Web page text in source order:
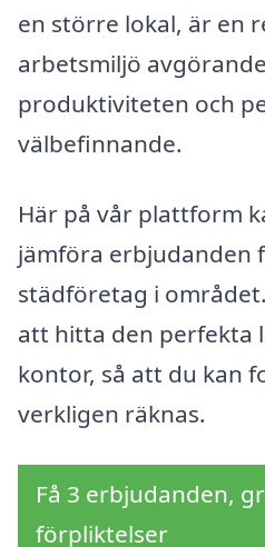
en större lokal, är en
arbetsmiljö
produktiviteten och
välbefinnande.
Här på vår plattform
jämföra erbjudanden
städföretag i
att hitta den perfekta
kontor, så att du kan
verkligen räknas.
Få 3 erbjudanden,
förpliktelser